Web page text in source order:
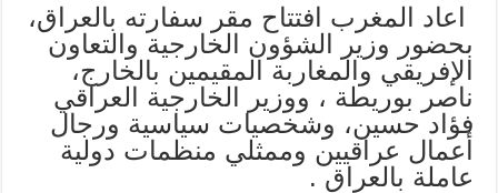
اعاد المغرب افتتاح مقر سفارته بالعراق،
بحضور وزير الشؤون الخارجية والتعاون
الإفريقي والمغاربة المقيمين بالخارج،
ناصر بوريطة ، ووزير الخارجية العراقي
فؤاد حسين، وشخصيات سياسية ورجال
أعمال عراقيين وممثلي منظمات دولية
عاملة بالعراق .